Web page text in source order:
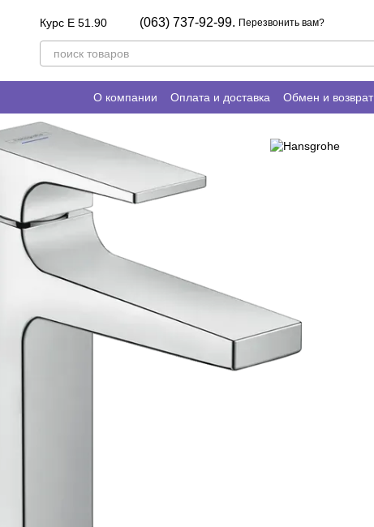
Курс E 51.90
(063) 737-92-99. Перезвонить вам?
О компании Оплата и доставка Обмен и возврат